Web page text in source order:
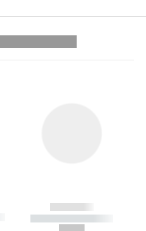
------------
----------- -----------